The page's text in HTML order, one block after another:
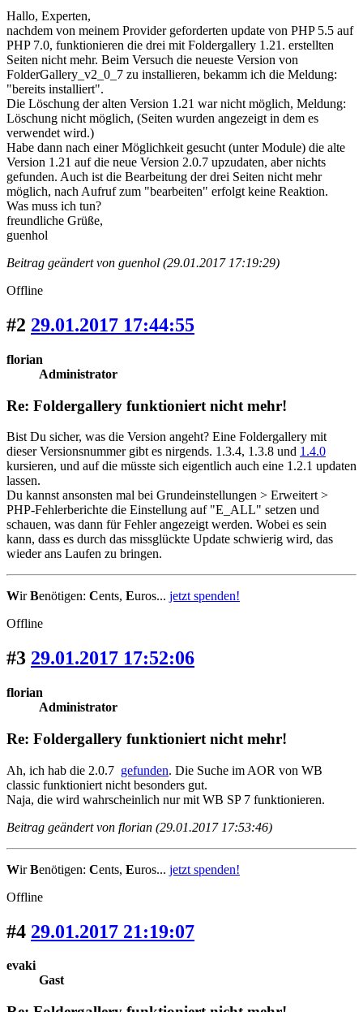
Hallo, Experten,
nachdem von meinem Provider geforderten update von PHP 5.5 auf
PHP 7.0, funktionieren die drei mit Foldergallery 1.21. erstellten
Seiten nicht mehr. Beim Versuch die neueste Version von
FolderGallery_v2_0_7 zu installieren, bekamm ich die Meldung:
"bereits installiert".
Die Löschung der alten Version 1.21 war nicht möglich, Meldung:
Löschung nicht möglich, (Seiten wurden angezeigt in dem es
verwendet wird.)
Habe dann nach einer Möglichkeit gesucht (unter Module) die alte
Version 1.21 auf die neue Version 2.0.7 upzudaten, aber nichts
gefunden. Auch ist die Bearbeitung der drei Seiten nicht mehr
möglich, nach Aufruf zum "bearbeiten" erfolgt keine Reaktion.
Was muss ich tun?
freundliche Grüße,
guenhol
Beitrag geändert von guenhol (29.01.2017 17:19:29)
Offline
#2 29.01.2017 17:44:55
florian
Administrator
Re: Foldergallery funktioniert nicht mehr!
Bist Du sicher, was die Version angeht? Eine Foldergallery mit
dieser Versionsnummer gibt es nirgends. 1.3.4, 1.3.8 und 1.4.0
kursieren, und auf die müsste sich eigentlich auch eine 1.2.1 updaten
lassen.
Du kannst ansonsten mal bei Grundeinstellungen > Erweitert >
PHP-Fehlerberichte die Einstellung auf "E_ALL" setzen und
schauen, was dann für Fehler angezeigt werden. Wobei es sein
kann, dass es durch das missglückte Update schwierig wird, das
wieder ans Laufen zu bringen.
WirBenötigen: Cents, Euros... jetzt spenden!
Offline
#3 29.01.2017 17:52:06
florian
Administrator
Re: Foldergallery funktioniert nicht mehr!
Ah, ich hab die 2.0.7 gefunden. Die Suche im AOR von WB
classic funktioniert nicht besonders gut.
Naja, die wird wahrscheinlich nur mit WB SP 7 funktionieren.
Beitrag geändert von florian (29.01.2017 17:53:46)
WirBenötigen: Cents, Euros... jetzt spenden!
Offline
#4 29.01.2017 21:19:07
evaki
Gast